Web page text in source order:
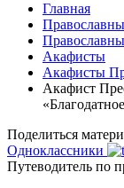
Главная
Акафисты
Акафисты
Акафист
Поделиться
Одноклассники
Путеводитель по